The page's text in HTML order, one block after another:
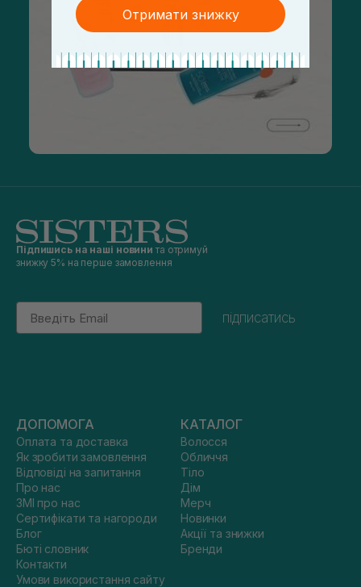
Підпишись на наші новини та отримуй
знижку 5% на перше замовлення
Email
підписатись
ДОПОМОГА
Оплата та доставка
Як зробити замовлення
Відповіді на запитання
Про нас
ЗМІ про нас
Сертифікати та нагороди
Блог
Бюті словник
Контакти
Умови використання сайту
КАТАЛОГ
Волосся
Обличчя
Тіло
Дім
Мерч
Новинки
Акції та знижки
Бренди
Отримати знижку